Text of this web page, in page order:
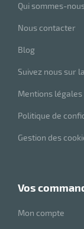
Qui sommes-
Nous contacter
Blog
Suivez nous sur
Mentions légales
Politique de
Gestion des
vos
Mon compte